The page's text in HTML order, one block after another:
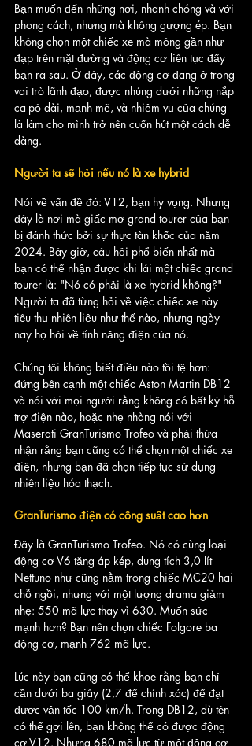
Bạn muốn đến những nơi, nhanh chóng và với
phong cách, nhưng mà không gượng ép. Bạn
không chọn một chiếc xe mà mông gần như
đạp trên mặt đường và động cơ liên tục đẩy
bạn ra sau. Ở đây, các động cơ đang ở trong
vai trò lãnh đạo, được nhúng dưới những nắp
ca-pô dài, mạnh mẽ, và nhiệm vụ của chúng
là làm cho mình trở nên cuốn hút một cách dễ
dàng.
Người ta sẽ hỏi nếu nó là xe hybrid
Nói về vấn đề đó: V12, bạn hy vọng. Nhưng
đây là nơi mà giấc mơ grand tourer của bạn
bị đánh thức bởi sự thực tàn khốc của năm
2024. Bây giờ, câu hỏi phổ biến nhất mà
bạn có thể nhận được khi lái một chiếc grand
tourer là: "Nó có phải là xe hybrid không?"
Người ta đã từng hỏi về việc chiếc xe này
tiêu thụ nhiên liệu như thế nào, nhưng ngày
nay họ hỏi về tính năng điện của nó.
Chúng tôi không biết điều nào tồi tệ hơn:
đứng bên cạnh một chiếc Aston Martin DB12
và nói với mọi người rằng không có bất kỳ hỗ
trợ điện nào, hoặc nhẹ nhàng nói với
Maserati GranTurismo Trofeo và phải thừa
nhận rằng bạn cũng có thể chọn một chiếc xe
điện, nhưng bạn đã chọn tiếp tục sử dụng
nhiên liệu hóa thạch.
GranTurismo điện có công suất cao hơn
Đây là GranTurismo Trofeo. Nó có cùng loại
động cơ V6 tăng áp kép, dung tích 3,0 lít
Nettuno như cũng nằm trong chiếc MC20 hai
chỗ ngồi, nhưng với một lượng drama giảm
nhẹ: 550 mã lực thay vì 630. Muốn sức
mạnh hơn? Bạn nên chọn chiếc Folgore ba
động cơ, mạnh 762 mã lực.
Lúc này bạn cũng có thể khoe rằng bạn chỉ
cần dưới ba giây (2,7 để chính xác) để đạt
được vận tốc 100 km/h. Trong DB12, dù tên
có thể gợi lên, bạn không thể có được động
cơ V12. Nhưng 680 mã lực từ một động cơ